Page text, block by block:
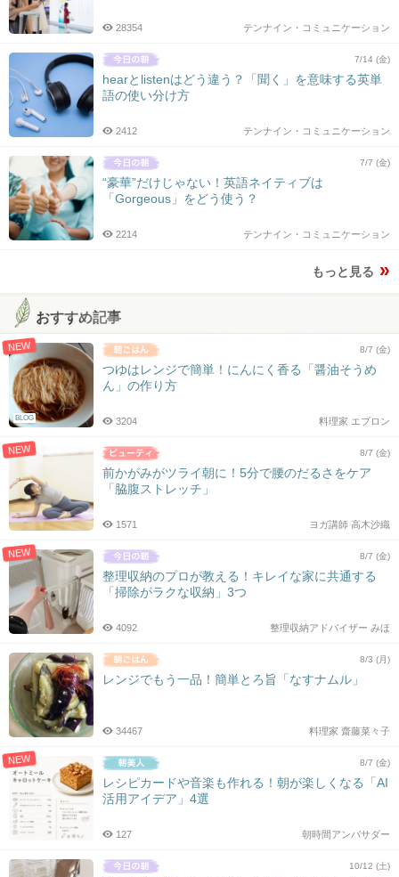
テンナイン・コミュニケーション
28354
7/14 (金)
hearとlistenはどう違う？「聞く」を意味する英単
語の使い分け方
テンナイン・コミュニケーション
2412
7/7 (金)
“豪華”だけじゃない！英語ネイティブは
「Gorgeous」をどう使う？
テンナイン・コミュニケーション
2214
もっと見る
おすすめ記事
NEW
BLOG
8/7 (金)
つゆはレンジで簡単！にんにく香る「醤油そうめ
ん」の作り方
料理家 エプロン
3204
NEW 8/7 (金)
前かがみがツライ朝に！5分で腰のだるさをケア
「脇腹ストレッチ」
ヨガ講師 高木沙織
1571
NEW 8/7 (金)
整理収納のプロが教える！キレイな家に共通する
「掃除がラクな収納」3つ
整理収納アドバイザー みほ
4092
8/3 (月)
レンジでもう一品！簡単とろ旨「なすナムル」
料理家 齋藤菜々子
34467
NEW 8/7 (金)
レシピカードや音楽も作れる！朝が楽しくなる「AI
活用アイデア」4選
朝時間アンバサダー
127
10/12 (土)